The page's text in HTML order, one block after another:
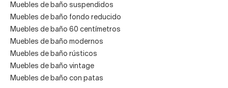
Muebles de baño suspendidos
Muebles de baño fondo reducido
Muebles de baño 60 centímetros
Muebles de baño modernos
Muebles de baño rústicos
Muebles de baño vintage
Muebles de baño con patas